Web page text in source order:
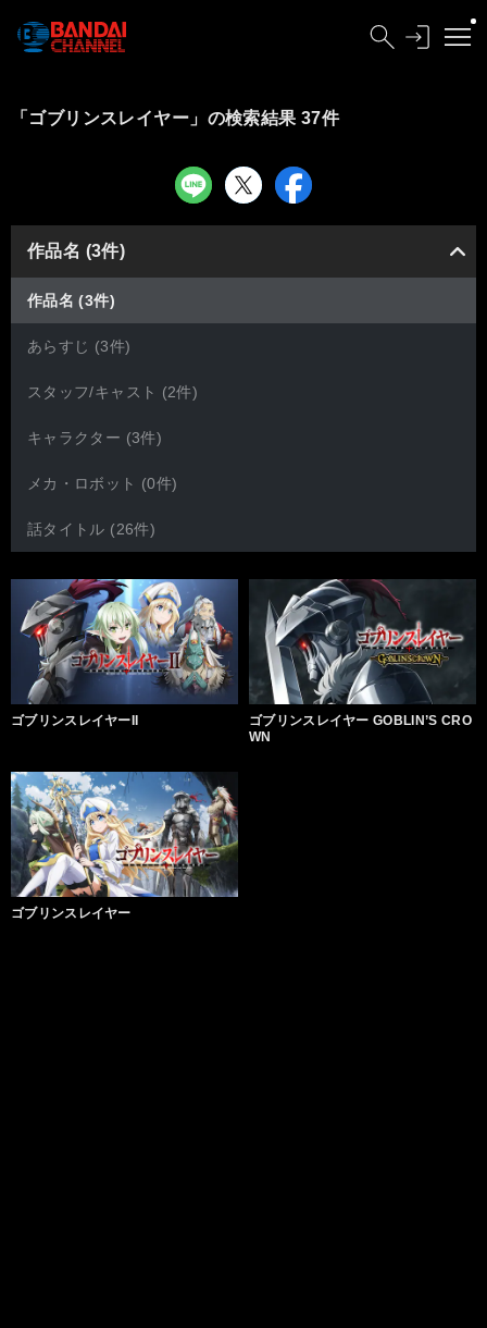
「ゴブリンスレイヤー」の検索結果 37件
作品名 (3件)
作品名 (3件)
あらすじ (3件)
スタッフ/キャスト (2件)
キャラクター (3件)
メカ・ロボット (0件)
話タイトル (26件)
ゴブリンスレイヤーII
ゴブリンスレイヤー GOBLIN’S CRO
WN
ゴブリンスレイヤー